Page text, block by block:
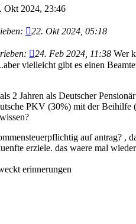
Okt 2024, 23:46
22. Okt 2024, 05:18
24. Feb 2024, 11:38 Wer
vielleicht gibt es einen
2 Jahren als Deutscher
PKV (30%) mit der Beihilfe
auf antrag? ,
erziele. das waere mal
erinnerungen